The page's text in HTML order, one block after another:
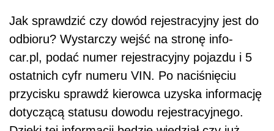
Jak sprawdzić czy dowód rejestracyjny jest do
odbioru? Wystarczy wejść na stronę info-
car.pl, podać numer rejestracyjny pojazdu i 5
ostatnich cyfr numeru VIN. Po naciśnięciu
przycisku sprawdź kierowca uzyska informację
dotyczącą statusu dowodu rejestracyjnego.